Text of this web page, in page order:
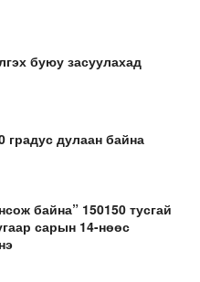
буюу засуулахад
градус дулаан байна
байна” 150150 тусгай
сарын 14-нөөс